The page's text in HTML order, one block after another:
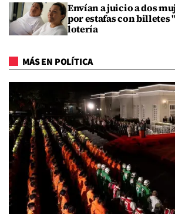
Envían a juicio a dos
por estafas con billetes
lotería
MÁS EN POLÍTICA